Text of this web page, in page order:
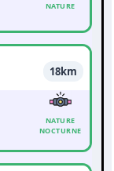
NATURE
18km
NATURE
NOCTURNE